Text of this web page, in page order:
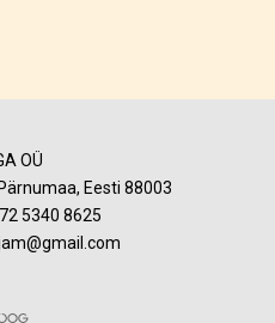
OÜ
Eesti 88003
5340 8625